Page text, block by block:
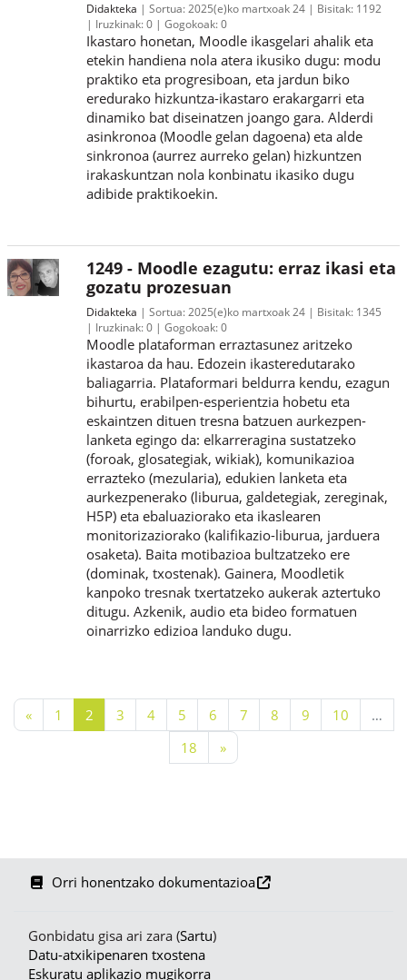
Didakteka Sortua:2025(e)ko martxoak 24 Bisitak: 1192
Iruzkinak:0 Gogokoak:0
Ikastaro honetan, Moodle ikasgelari ahalik eta
etekin handiena nola atera ikusiko dugu: modu
praktiko eta progresiboan, eta jardun biko
eredurako hizkuntza-ikastaro erakargarri eta
dinamiko bat diseinatzen joango gara. Alderdi
asinkronoa (Moodle gelan dagoena) eta alde
sinkronoa (aurrez aurreko gelan) hizkuntzen
irakaskuntzan nola konbinatu ikasiko dugu
adibide praktikoekin.
1249 - Moodle ezagutu: erraz ikasi eta
gozatu prozesuan
Didakteka Sortua:2025(e)ko martxoak 24 Bisitak: 1345
Iruzkinak:0 Gogokoak:0
Moodle plataforman erraztasunez aritzeko
ikastaroa da hau. Edozein ikasteredutarako
baliagarria. Plataformari beldurra kendu, ezagun
bihurtu, erabilpen-esperientzia hobetu eta
eskaintzen dituen tresna batzuen aurkezpen-
lanketa egingo da: elkarreragina sustatzeko
(foroak, glosategiak, wikiak), komunikazioa
errazteko (mezularia), edukien lanketa eta
aurkezpenerako (liburua, galdetegiak, zereginak,
H5P) eta ebaluaziorako eta ikaslearen
monitorizaziorako (kalifikazio-liburua, jarduera
osaketa). Baita motibazioa bultzatzeko ere
(dominak, txostenak). Gainera, Moodletik
kanpoko tresnak txertatzeko aukerak aztertuko
ditugu. Azkenik, audio eta bideo formatuen
oinarrizko edizioa landuko dugu.
«Aurreko orria
1 1. orria
22. orria
33. orria
44. orria
55. orria
66. orria
77. orria
88. orria
99. orria
1010. orria
…
1818. orria
»Hurrengo orria
Orri honentzako dokumentazioa
Gonbidatu gisa ari zara (Sartu)
Datu-atxikipenaren txostena
Eskuratu aplikazio mugikorra